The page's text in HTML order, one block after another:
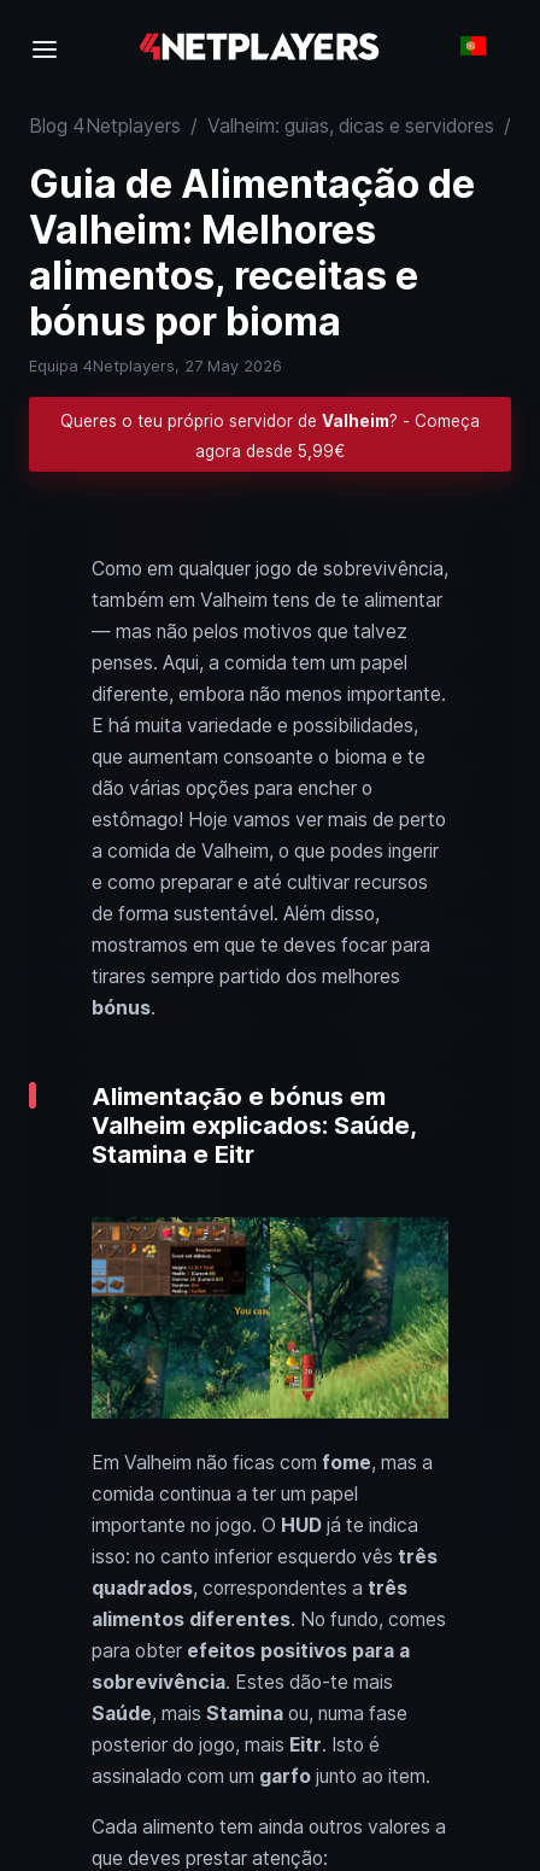
Blog 4Netplayers / Valheim: guias, dicas e servidores /
Guia de Alimentação de
Valheim: Melhores
alimentos, receitas e
bónus por bioma
Equipa 4Netplayers, 27 May 2026
Queres o teu próprio servidor de Valheim? - Começa
agora desde 5,99€
Como em qualquer jogo de sobrevivência,
também em Valheim tens de te alimentar
— mas não pelos motivos que talvez
penses. Aqui, a comida tem um papel
diferente, embora não menos importante.
E há muita variedade e possibilidades,
que aumentam consoante o bioma e te
dão várias opções para encher o
estômago! Hoje vamos ver mais de perto
a comida de Valheim, o que podes ingerir
e como preparar e até cultivar recursos
de forma sustentável. Além disso,
mostramos em que te deves focar para
tirares sempre partido dos melhores
bónus.
Alimentação e bónus em
Valheim explicados: Saúde,
Stamina e Eitr
Em Valheim não ficas com fome, mas a
comida continua a ter um papel
importante no jogo. O HUD já te indica
isso: no canto inferior esquerdo vês três
quadrados, correspondentes a três
alimentos diferentes. No fundo, comes
para obter efeitos positivos para a
sobrevivência. Estes dão-te mais
Saúde, mais Stamina ou, numa fase
posterior do jogo, mais Eitr. Isto é
assinalado com um garfo junto ao item.
Cada alimento tem ainda outros valores a
que deves prestar atenção: